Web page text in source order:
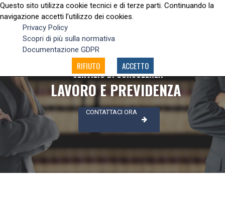
SERVIZIO DI CONSULENZA
LAVORO E PREVIDENZA
CONTATTACI ORA
Questo sito utilizza cookie tecnici e di terze parti. Continuando la
navigazione accetti l’utilizzo dei cookies.
Privacy Policy
Scopri di più sulla normativa
Documentazione GDPR
RIFIUTO ACCETTO